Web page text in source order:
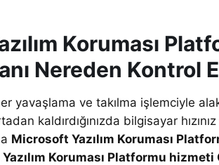
Koruması
Nereden Kontrol
yavaşlama ve takılma işlemciyle
kaldırdığınızda bilgisayar
Microsoft Yazılım Koruması
Koruması Platformu hizmeti